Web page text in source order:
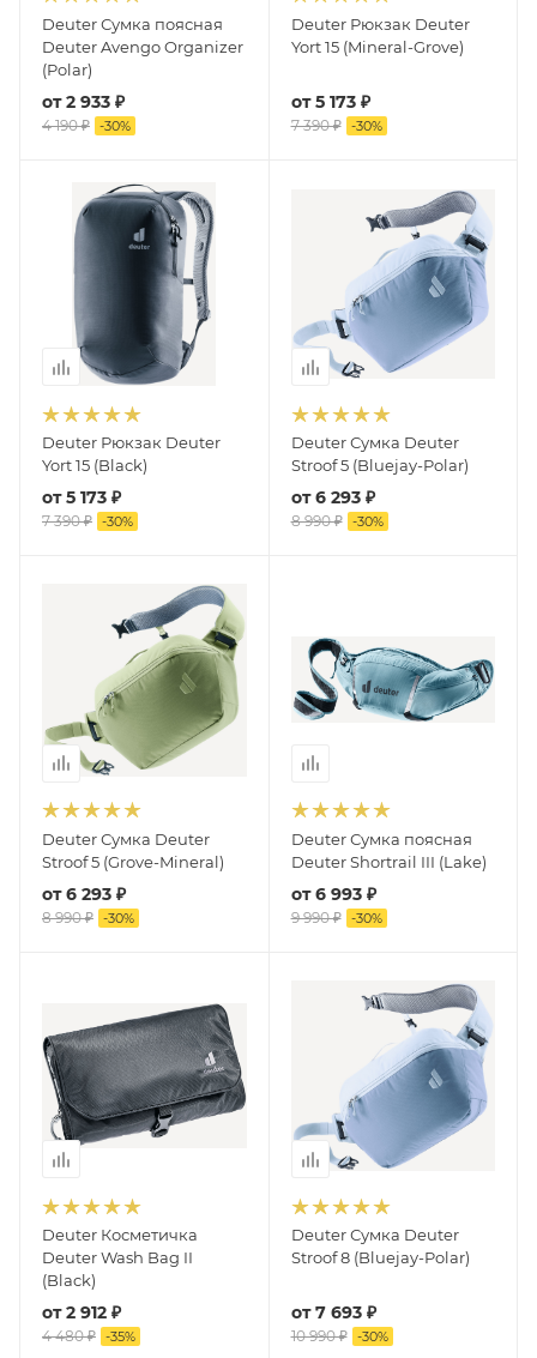
Deuter Сумка поясная
Deuter Avengo Organizer
(Polar)
от2 933 ₽
4 190 ₽ -30%
Deuter Рюкзак Deuter
Yort 15 (Mineral-Grove)
от5 173 ₽
7 390 ₽ -30%
Deuter Рюкзак Deuter
Yort 15 (Black)
от5 173 ₽
7 390 ₽ -30%
Deuter Сумка Deuter
Stroof 5 (Bluejay-Polar)
от6 293 ₽
8 990 ₽ -30%
Deuter Сумка Deuter
Stroof 5 (Grove-Mineral)
от6 293 ₽
8 990 ₽ -30%
Deuter Сумка поясная
Deuter Shortrail III (Lake)
от6 993 ₽
9 990 ₽ -30%
Deuter Косметичка
Deuter Wash Bag II
(Black)
от2 912 ₽
4 480 ₽ -35%
Deuter Сумка Deuter
Stroof 8 (Bluejay-Polar)
от7 693 ₽
10 990 ₽ -30%